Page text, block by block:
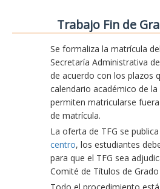
Trabajo Fin de
Se formaliza la matrícula
Secretaría Administrativa
de acuerdo con los plazos
calendario académico de
permiten matricularse
de matrícula.
La oferta de TFG se
centro, los estudiantes
para que el TFG sea
Comité de Títulos de Grado